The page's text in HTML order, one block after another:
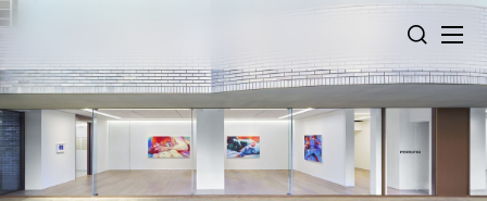
Panneau de gestion des cookies